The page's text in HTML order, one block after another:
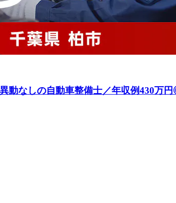
動なしの自動車整備士／年収例430万